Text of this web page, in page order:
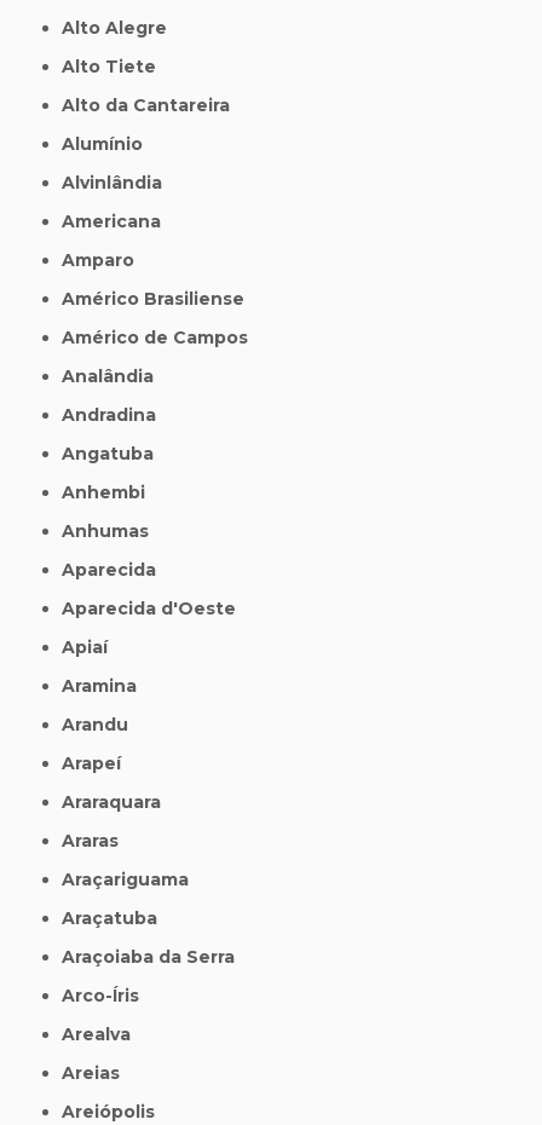
Alto Alegre
Alto Tiete
Alto da Cantareira
Alumínio
Alvinlândia
Americana
Amparo
Américo Brasiliense
Américo de Campos
Analândia
Andradina
Angatuba
Anhembi
Anhumas
Aparecida
Aparecida d'Oeste
Apiaí
Aramina
Arandu
Arapeí
Araraquara
Araras
Araçariguama
Araçatuba
Araçoiaba da Serra
Arco-Íris
Arealva
Areias
Areiópolis